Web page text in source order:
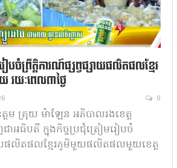
បចំព្រឹត្តិការណ៍ផ្សព្វផ្សាយផលិតផលខ្មែរ
យៈពេល៣ថ្ងៃ
0
តម គុ្រយ ម៉ាឡែន អភិបាលរងខេត្ត
ាអធិបតី ក្នុងកិច្ចប្រជុំត្រៀមរៀបចំ
ាយផលិតផលខ្មែរភូមិមួយផលិតផលមួយខេត្ត